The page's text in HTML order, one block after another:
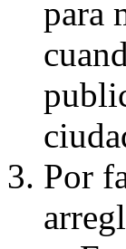
para
Por